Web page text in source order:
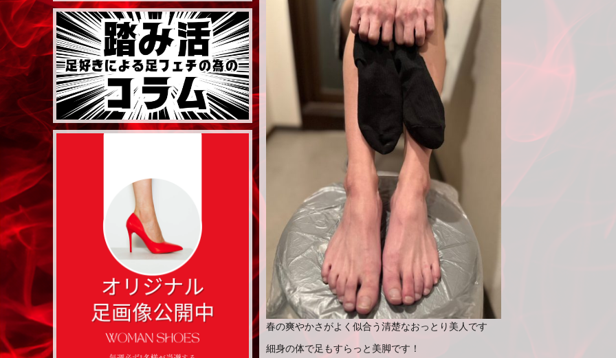
春の爽やかさがよく似合う清楚なおっとり美人です
細身の体で足もすらっと美脚です！